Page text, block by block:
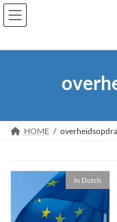
Skip
the
Skip
the
HOME
In Dutch